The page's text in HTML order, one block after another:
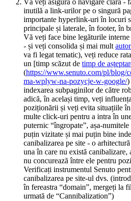
Vă veți asigura o navigare clară -
inutilă a link-urilor pe o singură
importante hyperlink-uri în locuri
principale și laterale, în footer, în
Vă veți face bine legăturile
- și veți consolida și mai mult
va fi legat tematic), veți reduce
un [timp scăzut de timp de
(https://www.senuto.com/pl/blog/
ma-wplyw-na-pozycje-w-google/)
indexarea subpaginilor de către
adică, în același timp, veți
poziționării și veți evita situațiile în
multe click-uri pentru a intra în
puternic “îngropate”, așa-
puțin vizitate și mai puțin bine
canibalizarea pe site - o
una în care nu există
nu concurează între ele pentru
Verificați instrumentul Senuto
canibalizarea pe site-ul dvs.
în fereastra “domain”, mergeți la
urmată de “Cannibalization”)